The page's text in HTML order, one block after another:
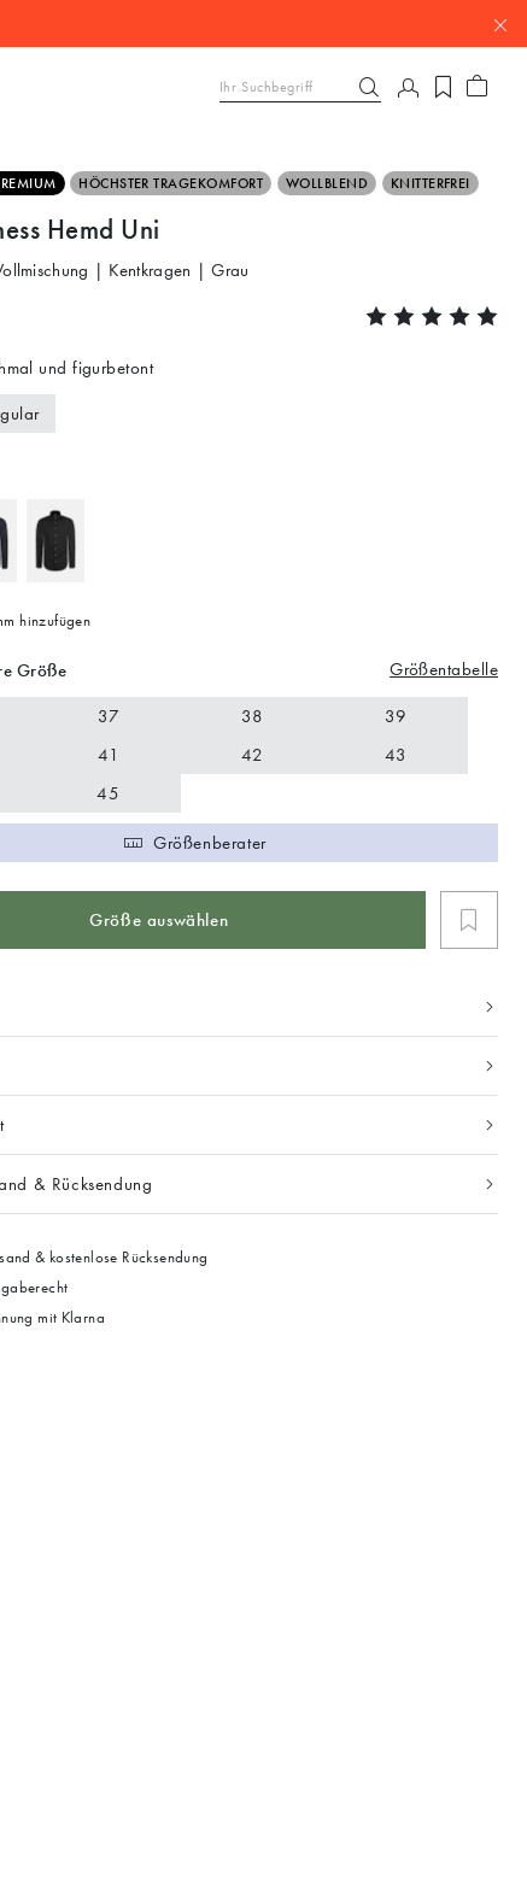
HÖCHSTER TRAGEKOMFORT WOLLBLEND KNITTERFREI
Hemd Uni
| Kentkragen | Grau
und figurbetont
hinzufügen
Größe Größentabelle
37 38
39
41 42
43
45
Größenberater
Größe auswählen
& Rücksendung
& kostenlose Rücksendung
mit Klarna